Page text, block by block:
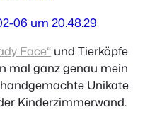
Face“ und Tierköpfe
mal ganz genau mein
Unikate
Kinderzimmerwand.